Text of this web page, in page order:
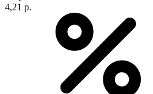
4,21 р.